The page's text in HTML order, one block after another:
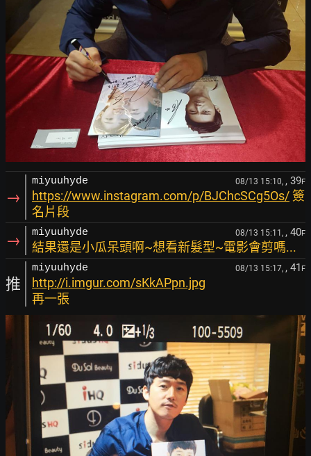
→
miyuuhyde 08/13 15:10, , 39F
https://www.instagram.com/p/BJChcSCg5Os/簽
名片段
→ miyuuhyde 08/13 15:11, , 40F
結果還是小瓜呆頭啊~想看新髮型~電影會剪嗎...
推
miyuuhyde 08/13 15:17, , 41 F
http://i.imgur.com/sKkAPpn.jpg
再一張